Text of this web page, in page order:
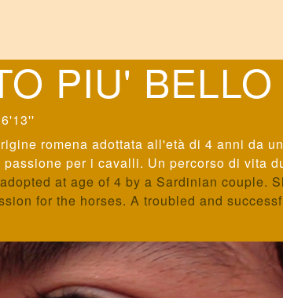
PIU' BELLO
romena adottata all'età di 4 anni da
per i cavalli. Un percorso di vita
at age of 4 by a Sardinian couple.
for the horses. A troubled and